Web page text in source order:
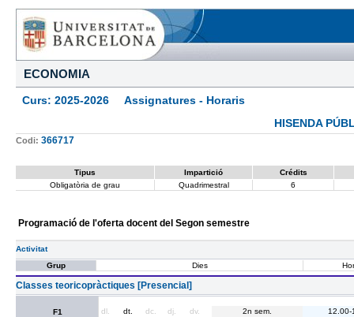
ECONOMIA
Curs: 2025-2026 Assignatures - Horaris
HISENDA
Codi: 366717
Tipus Impartició
Crédits
Obligatòria de grau
Quadrimestral 6
Programació de l'oferta docent del Segon semestre
Activitat
Grup
Dies
Classes teoricopràctiques [Presencial]
F1 dl. dt. dc. dj. dv. 2n sem. 12.00-